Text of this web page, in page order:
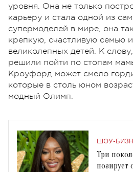
уровня. Она не только
карьеру и стала одной из
супермоделей в мире, она
крепкую, счастливую семью
великолепных детей. К
решили пойти по стопам
Кроуфорд может смело
которые в столь юном
модный Олимп.
ШОУ-
Три